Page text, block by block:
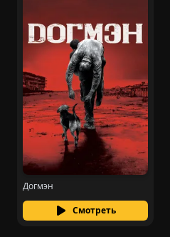
Догмэн
Смотреть